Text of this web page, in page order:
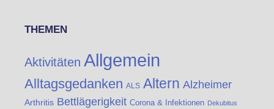
THEMEN
Aktivitäten Allgemein
Alltagsgedanken ALS Altern Alzheimer
Arthritis Bettlägerigkeit Corona & Infektionen Dekubitus